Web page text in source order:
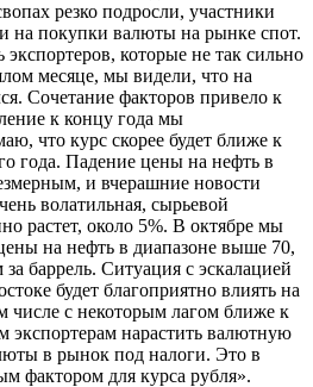
резко подросли, участники
покупки валюты на рынке спот.
которые не так сильно
месяце, мы видели, что на
Сочетание факторов привело к
к концу года мы
что курс скорее будет ближе к
года. Падение цены на нефть в
и вчерашние новости
волатильная, сырьевой
растет, около 5%. В октябре мы
на нефть в диапазоне выше 70,
баррель. Ситуация с эскалацией
будет благоприятно влиять на
числе с некоторым лагом ближе к
экспортерам нарастить валютную
в рынок под налоги. Это в
фактором для курса рубля».